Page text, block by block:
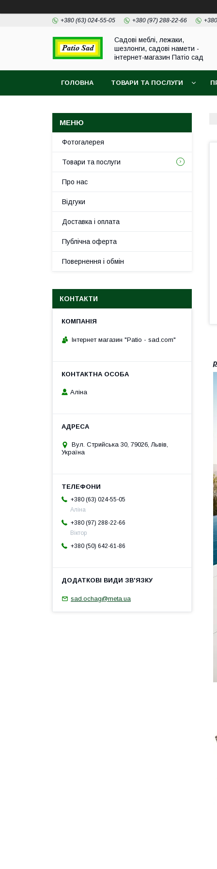
+380 (63) 024-55-05 +380 (97) 288-22-66
Садові меблі, лежаки,
шезлонги, садові намети -
інтернет-магазин Патіо сад
ГОЛОВНА ТОВАРИ ТА ПОСЛУГИ
Фотогалерея
Товари та послуги
Про нас
Відгуки
Доставка і оплата
Публічна оферта
Повернення і обмін
КОНТАКТИ
Інтернет магазин "Patio - sad.com"
Аліна
Вул. Стрийська 30, 79026, Львів,
Україна
+380 (63) 024-55-05
Аліна
+380 (97) 288-22-66
Віктор
+380 (50) 642-61-86
sad.ochag@meta.ua